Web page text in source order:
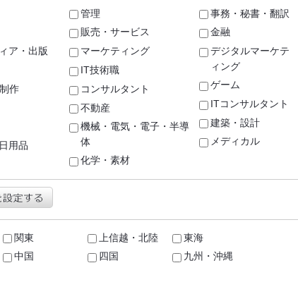
ア・出版
作
用品
管理
販売・サービス
マーケティング
IT技術職
コンサルタント
不動産
機械・電気・電子・半導
体
化学・素材
事務・秘書・翻訳
金融
デジタルマーケテ
ィング
ゲーム
ITコンサルタント
建築・設計
メディカル
関東 上信越・北陸
東海
中国 四国
九州・沖縄